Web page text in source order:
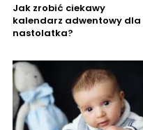
Jak zrobić ciekawy
kalendarz adwentowy dla
nastolatka?